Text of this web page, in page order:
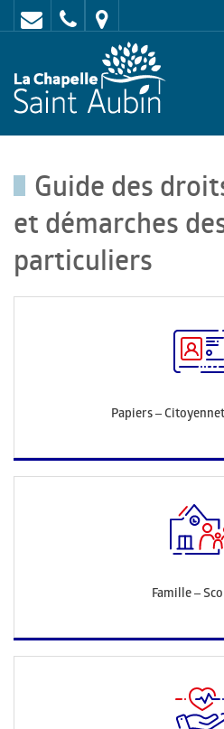
Contact
02
47
62
:
rue
de
-
LA
Guide des
et démarches
particuliers
Papiers –
Famille –